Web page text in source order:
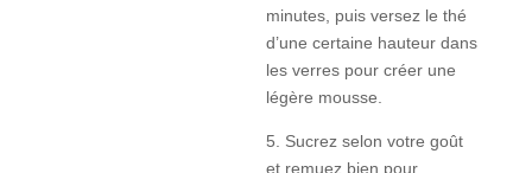
minutes, puis versez le thé
d’une certaine hauteur dans
les verres pour créer une
légère mousse.
5. Sucrez selon votre goût
et remuez bien pour